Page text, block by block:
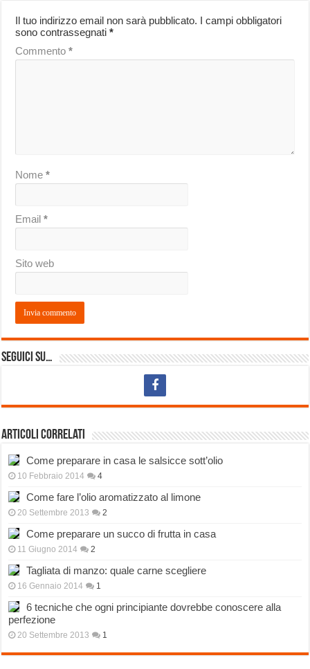
Il tuo indirizzo email non sarà pubblicato. I campi obbligatori
sono contrassegnati*
Commento*
Nome*
Email*
Sito web
Seguici su…
Articoli correlati
Come preparare in casa le salsicce sott’olio
10 Febbraio 2014 4
Come fare l’olio aromatizzato al limone
20 Settembre 2013 2
Come preparare un succo di frutta in casa
11 Giugno 2014 2
Tagliata di manzo: quale carne scegliere
16 Gennaio 2014 1
6 tecniche che ogni principiante dovrebbe conoscere alla
perfezione
20 Settembre 2013 1